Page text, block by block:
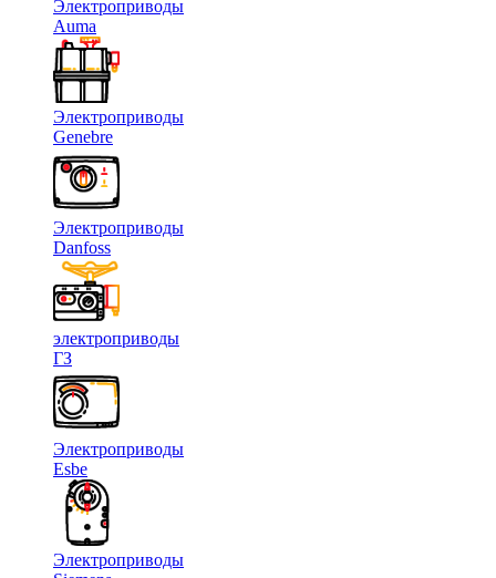
Электроприводы
Auma
Электроприводы
Genebre
Электроприводы
Danfoss
электроприводы
ГЗ
Электроприводы
Esbe
Электроприводы